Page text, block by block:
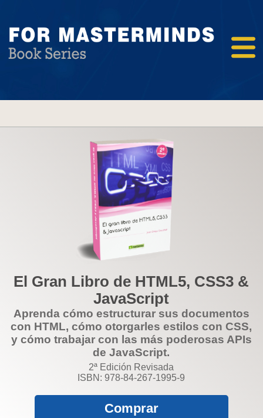
El Gran Libro de HTML5, CSS3 &
JavaScript
Aprenda cómo estructurar sus documentos
con HTML, cómo otorgarles estilos con CSS,
y cómo trabajar con las más poderosas APIs
de JavaScript.
2ª Edición Revisada
ISBN: 978-84-267-1995-9
Comprar